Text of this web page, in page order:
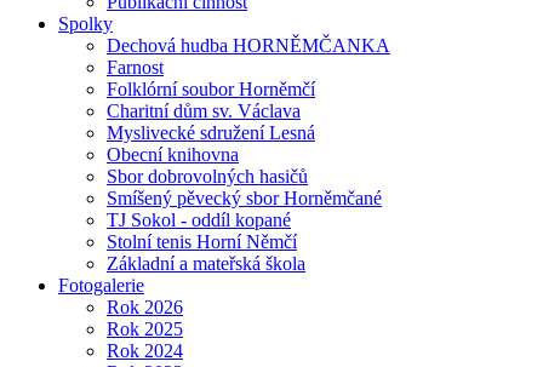
Spolky
Dechová hudba HORNĚMČANKA
Farnost
Folklórní soubor Horněmčí
Charitní dům sv. Václava
Myslivecké sdružení Lesná
Obecní knihovna
Sbor dobrovolných hasičů
Smíšený pěvecký sbor Horněmčané
TJ Sokol - oddíl kopané
Stolní tenis Horní Němčí
Základní a mateřská škola
Fotogalerie
Rok 2026
Rok 2025
Rok 2024